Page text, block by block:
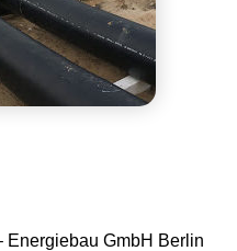
Energiebau GmbH Berlin